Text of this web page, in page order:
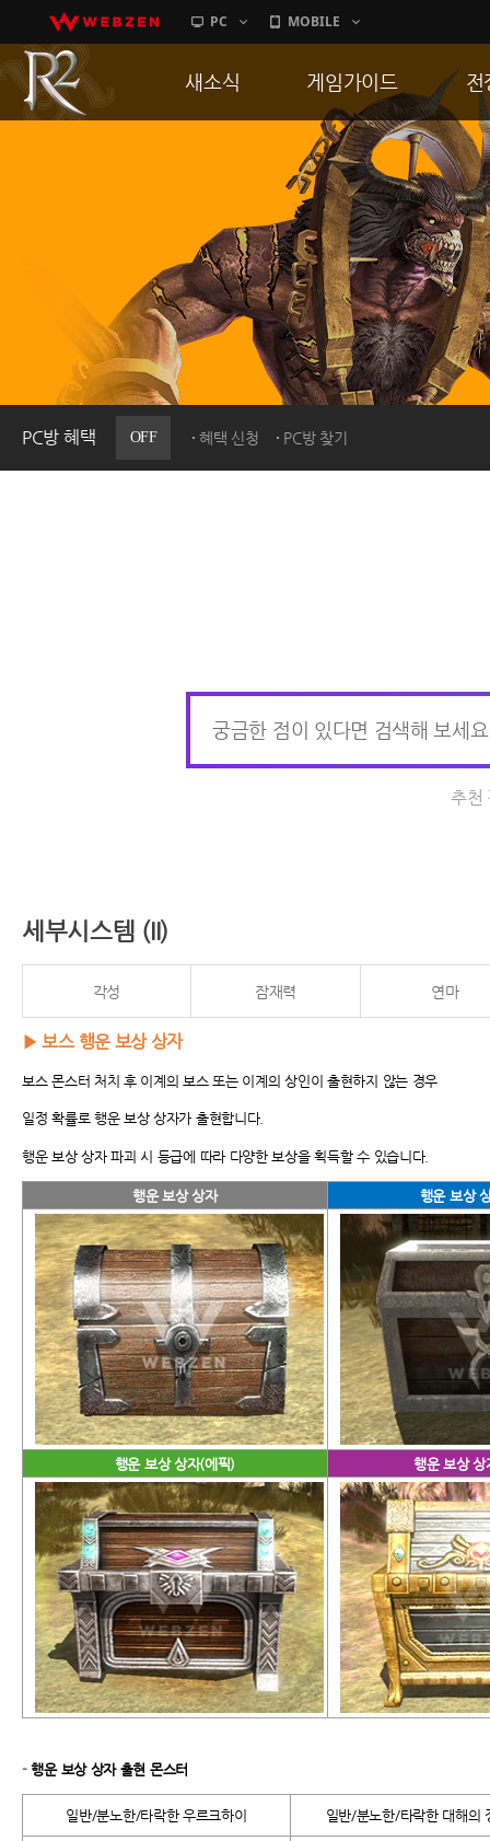
PC MOBILE
PC방 혜택 OFF 혜택 신청 PC방 찾기
새소식
이벤트
히스토리
PC방으로간다
게임가이드
게임 특징
서버가이드
신병훈련소
세부가이드
통합보급센터
전
통
공
추천
세부시스템 (II)
각성 잠재력 연마
▶보스 행운 보상 상자
보스 몬스터 처치 후 이계의 보스 또는 이계의 상인이 출현하지 않는 경우
일정 확률로 행운 보상 상자가 출현합니다.
행운 보상 상자 파괴 시 등급에 따라 다양한 보상을 획득할 수 있습니다.
행운 보상 상자 행운 보상
행운 보상 상자(에픽) 행운 보상 상
-행운 보상 상자 출현 몬스터
일반/분노한/타락한 우르크하이 일반/분노한/타락한 대해의